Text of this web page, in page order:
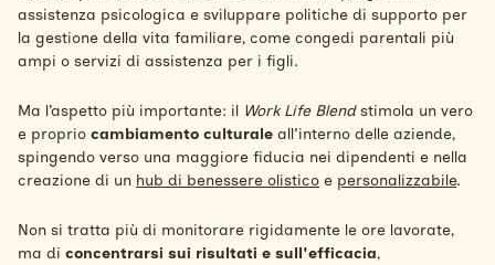
assistenza psicologica e sviluppare politiche di supporto per
la gestione della vita familiare, come congedi parentali più
ampi o servizi di assistenza per i figli.
Ma l’aspetto più importante: il Work Life Blend stimola un vero
e proprio cambiamento culturale all'interno delle aziende,
spingendo verso una maggiore fiducia nei dipendenti e nella
creazione di un hub di benessere olistico e personalizzabile.
Non si tratta più di monitorare rigidamente le ore lavorate,
ma di concentrarsi sui risultati e sull'efficacia,